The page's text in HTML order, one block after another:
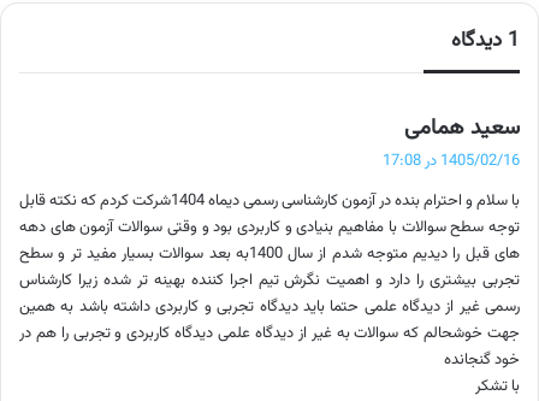
1 دیدگاه
سعید همامی
ف
:
1405/02/16 در 17:08
با سلام و احترام بنده در آزمون کارشناسی رسمی دیماه 1404شرکت کردم که نکته قابل
توجه سطح سوالات با مفاهیم بنیادی و کاربردی بود و وقتی سوالات آزمون های دهه
های قبل را دیدیم متوجه شدم از سال 1400به بعد سوالات بسیار مفید تر و سطح
تجربی بیشتری را دارد و اهمیت نگرش تیم اجرا کننده بهینه تر شده زیرا کارشناس
رسمی غیر از دیدگاه علمی حتما باید دیدگاه تجربی و کاربردی داشته باشد به همین
جهت خوشحالم که سوالات به غیر از دیدگاه علمی دیدگاه کاربردی و تجربی را هم در
خود گنجانده
با تشکر